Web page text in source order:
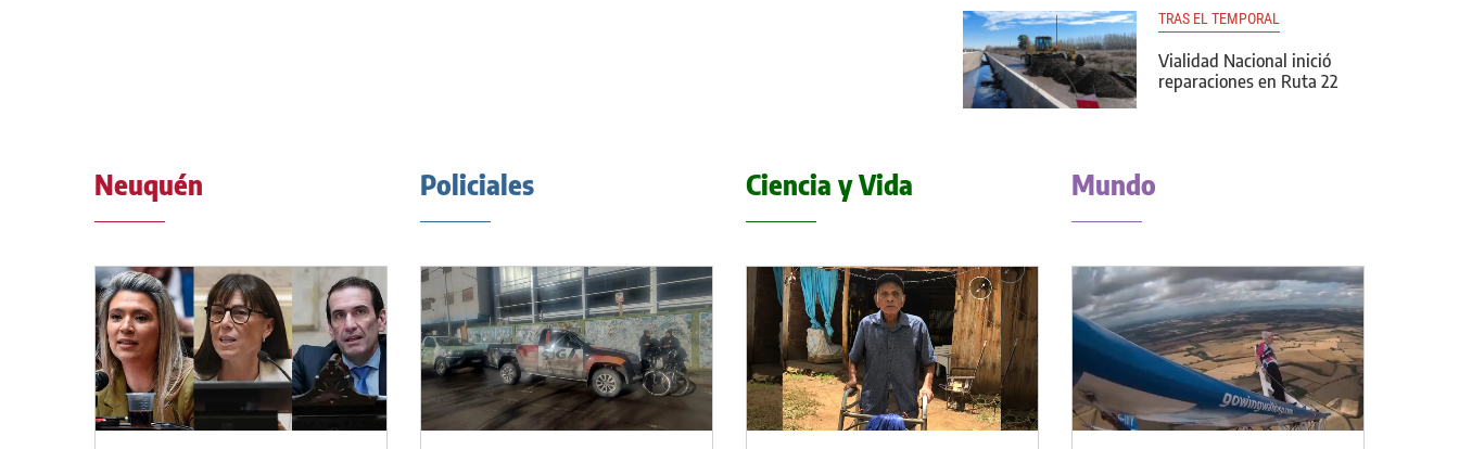
TRAS EL TEMPORAL
Vialidad Nacional inició
reparaciones en Ruta 22
Neuquén Policiales Ciencia y Vida Mundo